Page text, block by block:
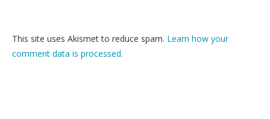
This site uses Akismet to reduce spam. Learn how your
comment data is processed.